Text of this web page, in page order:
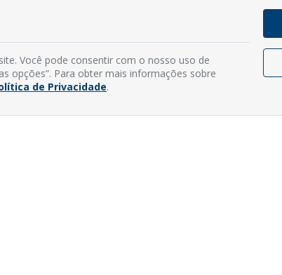
Você pode consentir com o nosso uso de
opções”. Para obter mais informações sobre
de Privacidade.